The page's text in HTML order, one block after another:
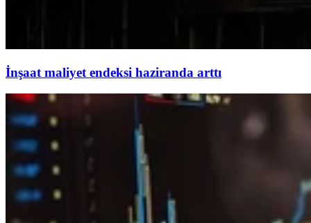
İnşaat maliyet endeksi haziranda arttı